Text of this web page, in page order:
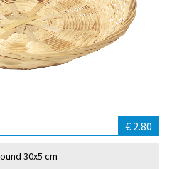
€ 2.80
30x5 cm